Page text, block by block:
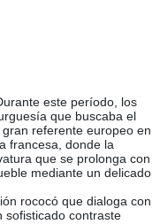
este período, los
que buscaba el
referente europeo en
francesa, donde la
que se prolonga con
mediante un delicado
rococó que dialoga con
sofisticado contraste